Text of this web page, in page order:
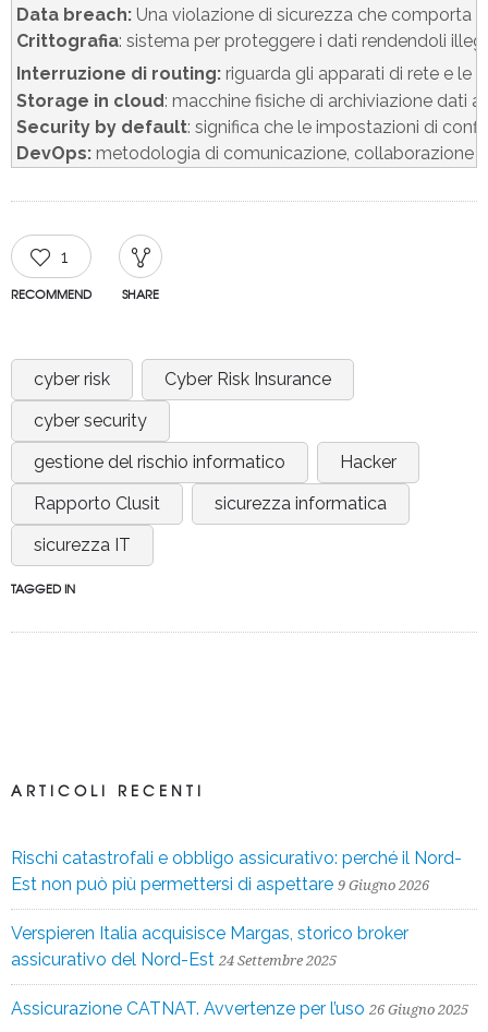
Data breach:
Crittografia
Interruzione di routing: riguarda gli apparati di rete e le
Storage in cloud: macchine fisiche di archiviazione dati
Security by default: significa che le impostazioni di
DevOps: metodologia di comunicazione, collaborazione
1
RECOMMEND SHARE
cyber risk
Cyber Risk Insurance
cyber security
gestione del rischio informatico
Hacker
Rapporto Clusit
sicurezza informatica
sicurezza IT
TAGGED IN
ARTICOLI RECENTI
Rischi catastrofali e obbligo assicurativo: perché il Nord-
Est non può più permettersi di aspettare 9 Giugno 2026
Verspieren Italia acquisisce Margas, storico broker
assicurativo del Nord-Est 24 Settembre 2025
Assicurazione CATNAT. Avvertenze per l’uso 26 Giugno 2025